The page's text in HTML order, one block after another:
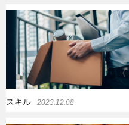
グルメ
暮らし
スキル 2023.12.08